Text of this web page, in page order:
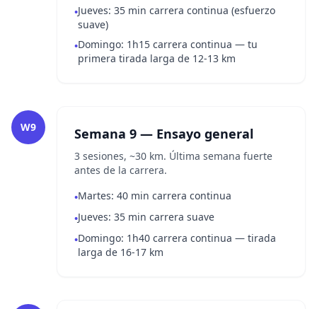
•Jueves: 35 min carrera continua (esfuerzo
suave)
•Domingo: 1h15 carrera continua — tu
primera tirada larga de 12-13 km
W9 Semana 9 — Ensayo general
3 sesiones, ~30 km. Última semana fuerte
antes de la carrera.
•Martes: 40 min carrera continua
•Jueves: 35 min carrera suave
•Domingo: 1h40 carrera continua — tirada
larga de 16-17 km